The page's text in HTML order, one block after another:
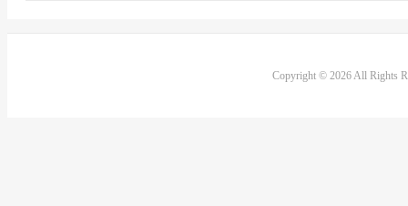
Copyright © 2026 All Rights